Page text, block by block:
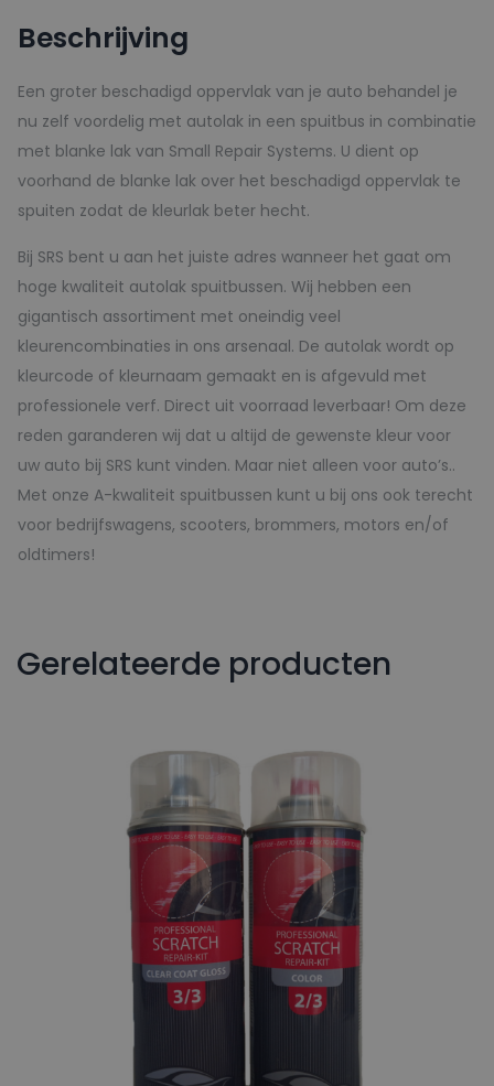
aantal
Beschrijving
Een groter beschadigd oppervlak van je auto behandel je
nu zelf voordelig met autolak in een spuitbus in combinatie
met blanke lak van Small Repair Systems. U dient op
voorhand de blanke lak over het beschadigd oppervlak te
spuiten zodat de kleurlak beter hecht.
Bij SRS bent u aan het juiste adres wanneer het gaat om
hoge kwaliteit autolak spuitbussen. Wij hebben een
gigantisch assortiment met oneindig veel
kleurencombinaties in ons arsenaal. De autolak wordt op
kleurcode of kleurnaam gemaakt en is afgevuld met
professionele verf. Direct uit voorraad leverbaar! Om deze
reden garanderen wij dat u altijd de gewenste kleur voor
uw auto bij SRS kunt vinden. Maar niet alleen voor auto’s..
Met onze A-kwaliteit spuitbussen kunt u bij ons ook terecht
voor bedrijfswagens, scooters, brommers, motors en/of
oldtimers!
Gerelateerde producten